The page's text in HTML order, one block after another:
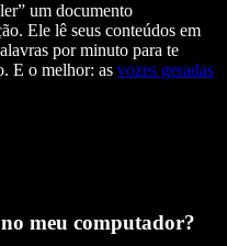
um documento
Ele lê seus conteúdos em
por minuto para te
E o melhor: as vozes geradas
meu computador?